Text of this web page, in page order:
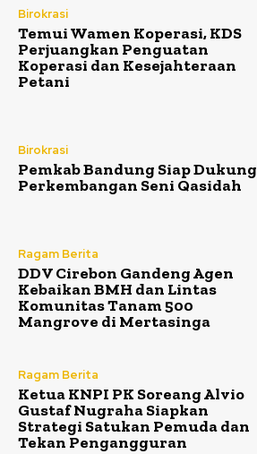
Birokrasi
Temui Wamen Koperasi, KDS
Perjuangkan Penguatan
Koperasi dan Kesejahteraan
Petani
Birokrasi
Pemkab Bandung Siap Dukung
Perkembangan Seni Qasidah
Ragam Berita
DDV Cirebon Gandeng Agen
Kebaikan BMH dan Lintas
Komunitas Tanam 500
Mangrove di Mertasinga
Ragam Berita
Ketua KNPI PK Soreang Alvio
Gustaf Nugraha Siapkan
Strategi Satukan Pemuda dan
Tekan Pengangguran